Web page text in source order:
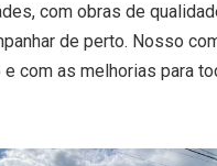
com obras de
de perto. Nosso
com as melhorias para